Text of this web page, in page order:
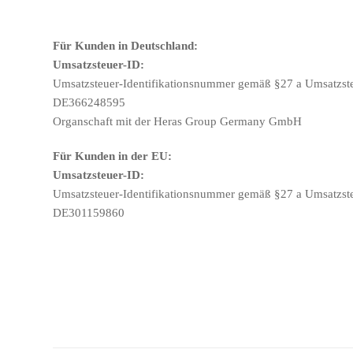
Für Kunden in Deutschland:
Umsatzsteuer-ID:
Umsatzsteuer-Identifikationsnummer gemäß §27 a
DE366248595
Organschaft mit der Heras Group Germany GmbH
Für Kunden in der EU:
Umsatzsteuer-ID:
Umsatzsteuer-Identifikationsnummer gemäß §27 a
DE301159860